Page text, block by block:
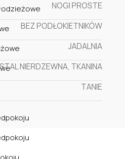
NOGI PROSTE
BEZ PODŁOKIETNIKÓW
JADALNIA
STAL NIERDZEWNA, TKANINA
TANIE